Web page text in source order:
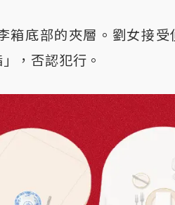
底部的夾層。劉女接受
，否認犯行。